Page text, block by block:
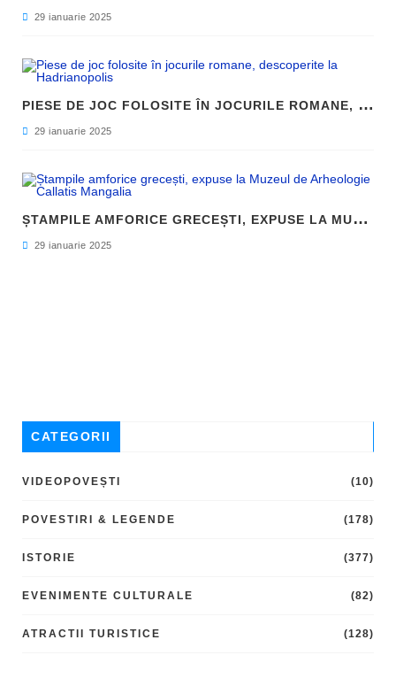
29 ianuarie 2025
P
IESE DE JOC FOLOSITE ÎN JOCURILE ROMANE, DESCOPERITE LA HADRIANOPOLIS
29 ianuarie 2025
Ș
TAMPILE AMFORICE GRECEȘTI, EXPUSE LA MUZEUL DE ARHEOLOGIE CALLATIS MANGALIA
29 ianuarie 2025
CATEGORII
VIDEOPOVEȘTI (10)
POVESTIRI & LEGENDE (178)
ISTORIE (377)
EVENIMENTE CULTURALE (82)
ATRACTII TURISTICE (128)